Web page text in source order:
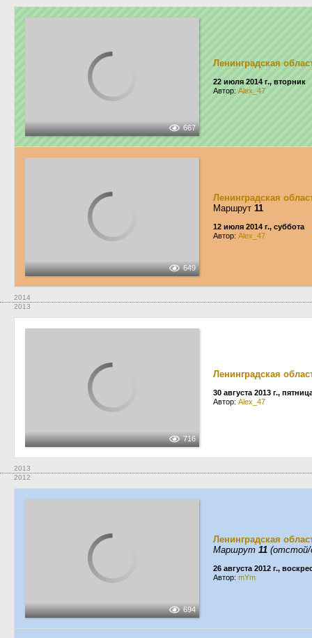
667
Ленинградская
22 июля 2014 г., вторник
Автор: Alex_47
649
Ленинградская
Маршрут 11
12 июля 2014 г., суббота
Автор: Alex_47
2014
2013
716
Ленинградская
30 августа 2013 г.,
Автор: Alex_47
2013
2012
694
Ленинградская
Маршрут 11 (отстой/
26 августа 2012 г.,
Автор: mYm